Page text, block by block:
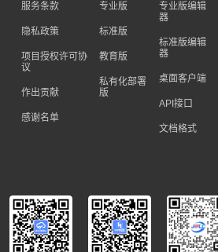
服务条款
隐私政策
项目授权许可协
议
作出贡献
感谢名单
专业版
标准版
教育版
私有化部署
版
专业版编辑
器
标准版编辑
器
桌面客户端
API接口
文档格式